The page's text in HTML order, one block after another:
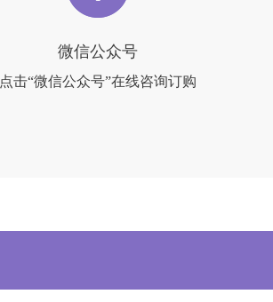
微信公众号
点击“微信公众号”在线咨询订购